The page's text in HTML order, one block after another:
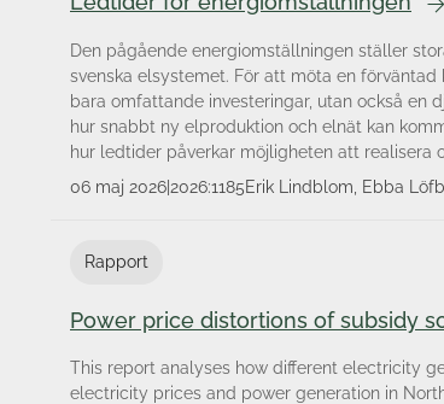
Den pågående energiomställningen ställer
svenska elsystemet. För att möta en
bara omfattande investeringar, utan också en
hur snabbt ny elproduktion och elnät kan
hur ledtider påverkar möjligheten att realisera
06 maj 2026 2026:1185Erik Lindblom, Ebba
Rapport
Power price distortions of subsidy
This report analyses how different electricity
electricity prices and power generation in